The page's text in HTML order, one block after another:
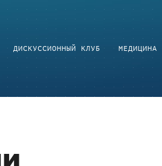
ДИСКУССИОННЫЙ КЛУБ МЕДИЦИНА